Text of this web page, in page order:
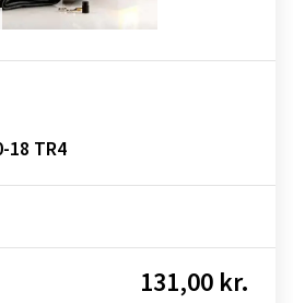
18 TR4
131,00 kr.